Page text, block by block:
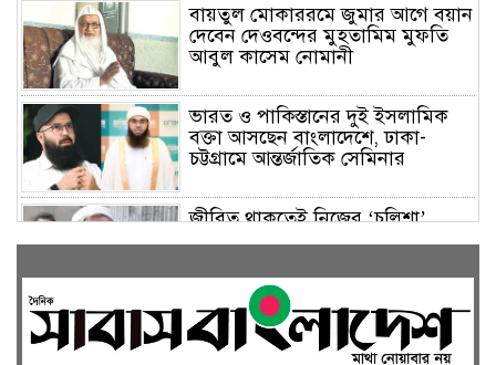
বায়তুল মোকাররমে জুমার আগে বয়ান
দেবেন দেওবন্দের মুহতামিম মুফতি
আবুল কাসেম নোমানী
ভারত ও পাকিস্তানের দুই ইসলামিক
বক্তা আসছেন বাংলাদেশে, ঢাকা-
চট্টগ্রামে আন্তর্জাতিক সেমিনার
জীবিত থাকতেই নিজের ‘চল্লিশা’
করলেন বৃদ্ধ, খেলেন ২ হাজার মানুষ
বালিয়াকান্দিতে উপজেলা প্রশাসনের
আয়োজনে জুলাই গণঅভ্যুত্থান দিবস